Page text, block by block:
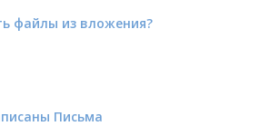
файлы из вложения?
Письма